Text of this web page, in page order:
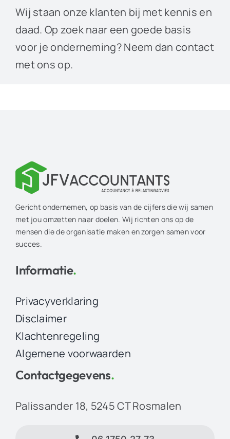
Wij staan onze klanten bij met kennis en
daad. Op zoek naar een goede basis
voor je onderneming? Neem dan contact
met ons op.
Gericht ondernemen, op basis van de cijfers die wij samen
met jou omzetten naar doelen. Wij richten ons op de
mensen die de organisatie maken en zorgen samen voor
succes.
Informatie.
Privacyverklaring
Disclaimer
Klachtenregeling
Algemene voorwaarden
Contactgegevens.
Palissander 18, 5245 CT Rosmalen